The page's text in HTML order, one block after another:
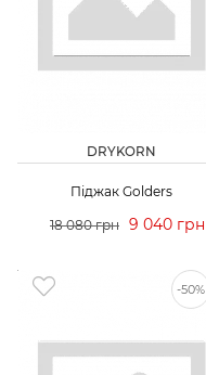
DRYKORN
Піджак Golders
18 080 грн 9 040 грн
-50%